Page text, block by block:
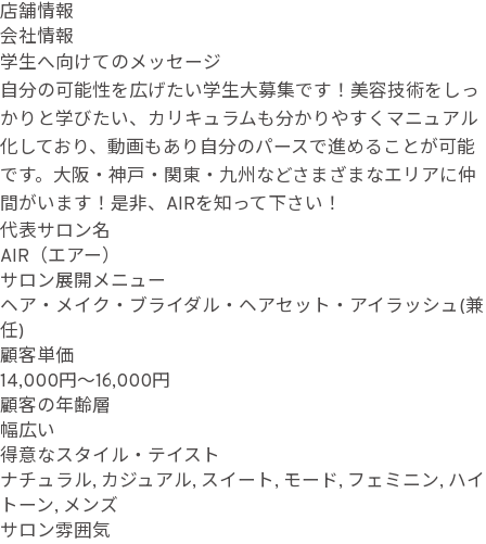
店舗情報
会社情報
学生へ向けてのメッセージ
自分の可能性を広げたい学生大募集です！美容技術をしっ
かりと学びたい、カリキュラムも分かりやすくマニュアル
化しており、動画もあり自分のパースで進めることが可能
です。大阪・神戸・関東・九州などさまざまなエリアに仲
間がいます！是非、AIRを知って下さい！
代表サロン名
AIR（エアー）
サロン展開メニュー
ヘア・メイク・ブライダル・ヘアセット・アイラッシュ(兼
任)
顧客単価
14,000円～16,000円
顧客の年齢層
幅広い
得意なスタイル・テイスト
ナチュラル, カジュアル, スイート, モード, フェミニン, ハイ
トーン, メンズ
サロン雰囲気